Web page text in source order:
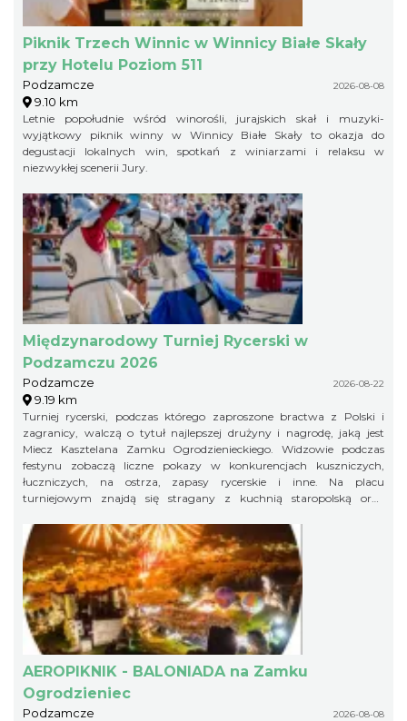
Piknik Trzech Winnic w Winnicy Białe Skały
przy Hotelu Poziom 511
Podzamcze 2026-08-08
9.10 km
Letnie popołudnie wśród winorośli, jurajskich skał i muzyki-
wyjątkowy piknik winny w Winnicy Białe Skały to okazja do
degustacji lokalnych win, spotkań z winiarzami i relaksu w
niezwykłej scenerii Jury.
Międzynarodowy Turniej Rycerski w
Podzamczu 2026
Podzamcze 2026-08-22
9.19 km
Turniej rycerski, podczas którego zaproszone bractwa z Polski i
zagranicy, walczą o tytuł najlepszej drużyny i nagrodę, jaką jest
Miecz Kasztelana Zamku Ogrodzienieckiego. Widzowie podczas
festynu zobaczą liczne pokazy w konkurencjach kuszniczych,
łuczniczych, na ostrza, zapasy rycerskie i inne. Na placu
turniejowym znajdą się stragany z kuchnią staropolską oraz
AEROPIKNIK - BALONIADA na Zamku
Ogrodzieniec
Podzamcze 2026-08-08